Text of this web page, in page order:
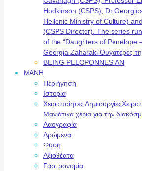
Hodkinson (CSPS), Dr
Hellenic Ministry of Culture)
(CSPS Director). The series
of the “Daughters of Penelope
Georgia Zaharaki Θυγατέρες
BEING PELOPONNESIAN
ΜΑΝΗ
Περιήγηση
Ιστορία
Χειροποίητες Δημιουργίες
Μανιάτικα χέρια για την
Λαογραφία
Δρώμενα
Φύση
Αξιοθέατα
Γαστρονομία